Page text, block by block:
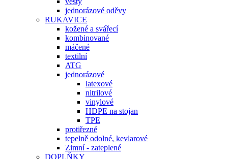
jednorázové oděvy
RUKAVICE
kožené a svářecí
kombinované
máčené
textilní
ATG
jednorázové
latexové
nitrilové
vinylové
HDPE na stojan
TPE
protiřezné
tepelně odolné, kevlarové
Zimní - zateplené
DOPLŇKY